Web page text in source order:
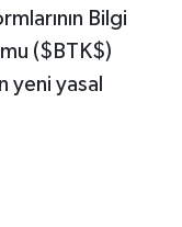
Bilgi
($BTK$)
yeni yasal